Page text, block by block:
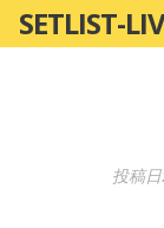
ン
SETLIST-
投稿